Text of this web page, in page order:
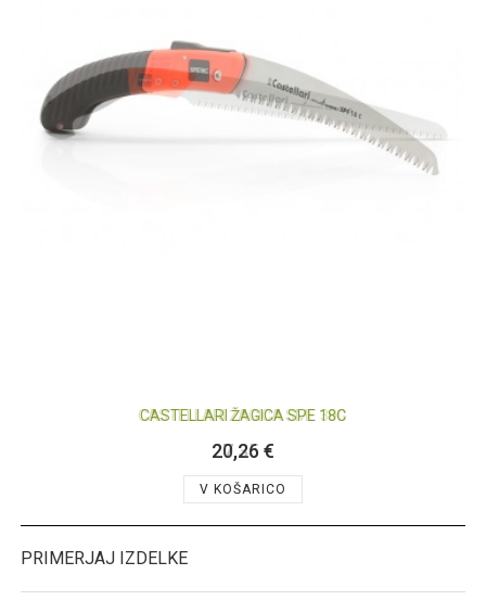
CASTELLARI ŽAGICA SPE 18C
20,26 €
V KOŠARICO
PRIMERJAJ IZDELKE